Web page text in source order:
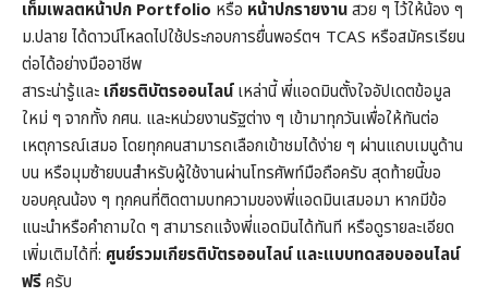
เท็มเพลตหน้าปก Portfolio หรือ หน้าปกรายงานสวย ๆ ไว้ให้น้อง ๆ
ม.ปลาย ได้ดาวน์โหลดไปใช้ประกอบการยื่นพอร์ตฯ TCAS หรือสมัครเรียน
ต่อได้อย่างมืออาชีพ
สาระน่ารู้และ เกียรติบัตรออนไลน์เหล่านี้ พี่แอดมินตั้งใจอัปเดตข้อมูล
ใหม่ ๆ จากทั้ง กศน. และหน่วยงานรัฐต่าง ๆ เข้ามาทุกวันเพื่อให้ทันต่อ
เหตุการณ์เสมอ โดยทุกคนสามารถเลือกเข้าชมได้ง่าย ๆ ผ่านแถบเมนูด้าน
บน หรือมุมซ้ายบนสำหรับผู้ใช้งานผ่านโทรศัพท์มือถือครับ สุดท้ายนี้ขอ
ขอบคุณน้อง ๆ ทุกคนที่ติดตามบทความของพี่แอดมินเสมอมา หากมีข้อ
แนะนำหรือคำถามใด ๆ สามารถแจ้งพี่แอดมินได้ทันที หรือดูรายละเอียด
เพิ่มเติมได้ที่: ศูนย์รวมเกียรติบัตรออนไลน์ และแบบทดสอบออนไลน์
ฟรีครับ